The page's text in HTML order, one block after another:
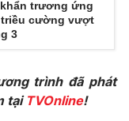
thao
khẩn trương ứng
cường vượt
3
trình đã phát
tại TVOnline!